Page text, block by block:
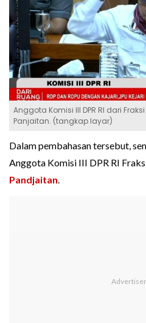
Anggota Komisi III DPR RI dari
Panjaitan. (tangkap layar)
Dalam pembahasan tersebut,
Anggota Komisi III DPR RI
Pandjaitan